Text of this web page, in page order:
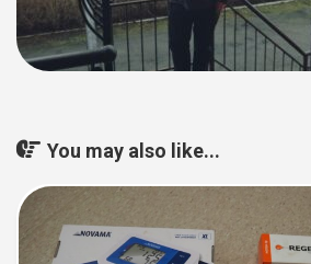
You may also like...